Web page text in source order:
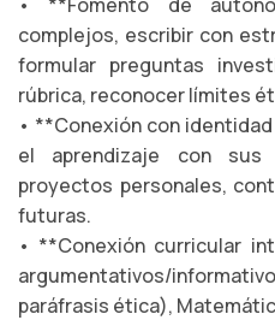
complejos, escribir con
formular preguntas
rúbrica, reconocer límites
• **Conexión con
el aprendizaje con sus
proyectos personales,
futuras.
• **Conexión curricular
argumentativos/
paráfrasis ética),